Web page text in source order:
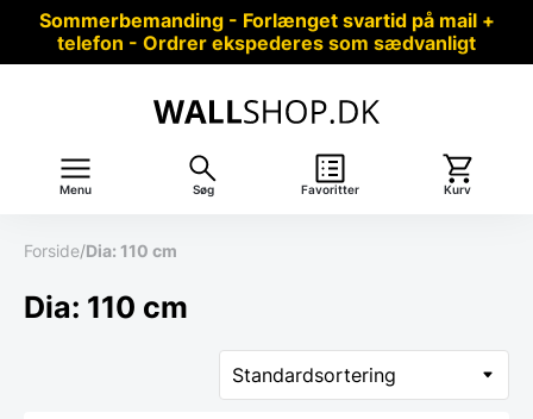
Sommerbemanding - Forlænget svartid på mail +
telefon - Ordrer ekspederes som sædvanligt
Menu Søg Favoritter Kurv
Forside/Dia: 110 cm
Dia: 110 cm